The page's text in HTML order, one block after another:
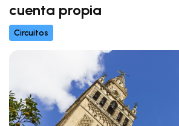
cuenta propia
Circuitos